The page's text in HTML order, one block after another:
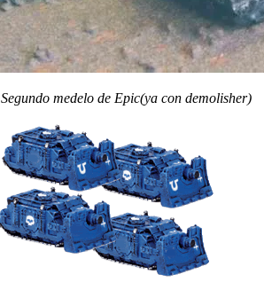
Segundo medelo de Epic(ya con demolisher)